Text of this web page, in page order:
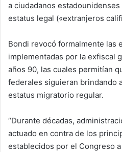
a ciudadanos
estatus legal («extranjeros
Bondi revocó formalmente las
implementadas por la exfiscal
años 90, las cuales permitían
federales siguieran brindando
estatus migratorio regular.
“Durante décadas,
actuado en contra de los
establecidos por el Congreso a